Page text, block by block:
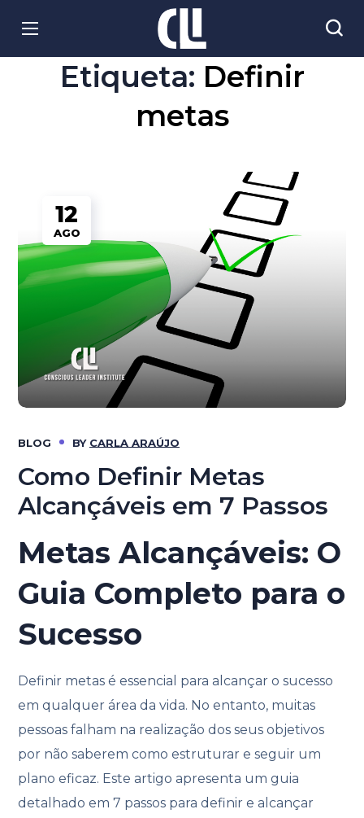
Etiqueta: Definir
metas
12
AGO
BLOG BY CARLA ARAÚJO
Como Definir Metas
Alcançáveis em 7 Passos
Metas Alcançáveis: O
Guia Completo para o
Sucesso
Definir metas é essencial para alcançar o sucesso
em qualquer área da vida. No entanto, muitas
pessoas falham na realização dos seus objetivos
por não saberem como estruturar e seguir um
plano eficaz. Este artigo apresenta um guia
detalhado em 7 passos para definir e alcançar